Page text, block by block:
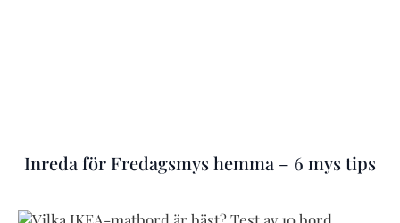
Inreda för Fredagsmys hemma – 6 mys tips